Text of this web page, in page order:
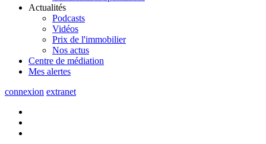
Actualités
Podcasts
Vidéos
Prix de l'immobilier
Nos actus
Centre de médiation
Mes alertes
connexion extranet